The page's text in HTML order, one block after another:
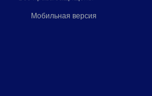
Мобильная версия